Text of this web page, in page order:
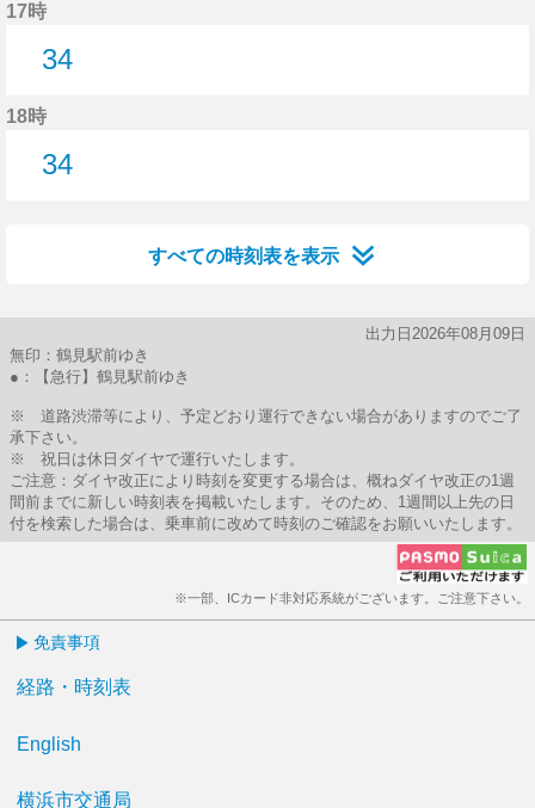
17時
34
18時
34
すべての時刻表を表示
出力日2026年08月09日
無印：鶴見駅前ゆき
●：【急行】鶴見駅前ゆき
※ 道路渋滞等により、予定どおり運行できない場合がありますのでご了
承下さい。
※ 祝日は休日ダイヤで運行いたします。
ご注意：ダイヤ改正により時刻を変更する場合は、概ねダイヤ改正の1週
間前までに新しい時刻表を掲載いたします。そのため、1週間以上先の日
付を検索した場合は、乗車前に改めて時刻のご確認をお願いいたします。
※一部、ICカード非対応系統がございます。ご注意下さい。
免責事項
経路・時刻表
English
横浜市交通局